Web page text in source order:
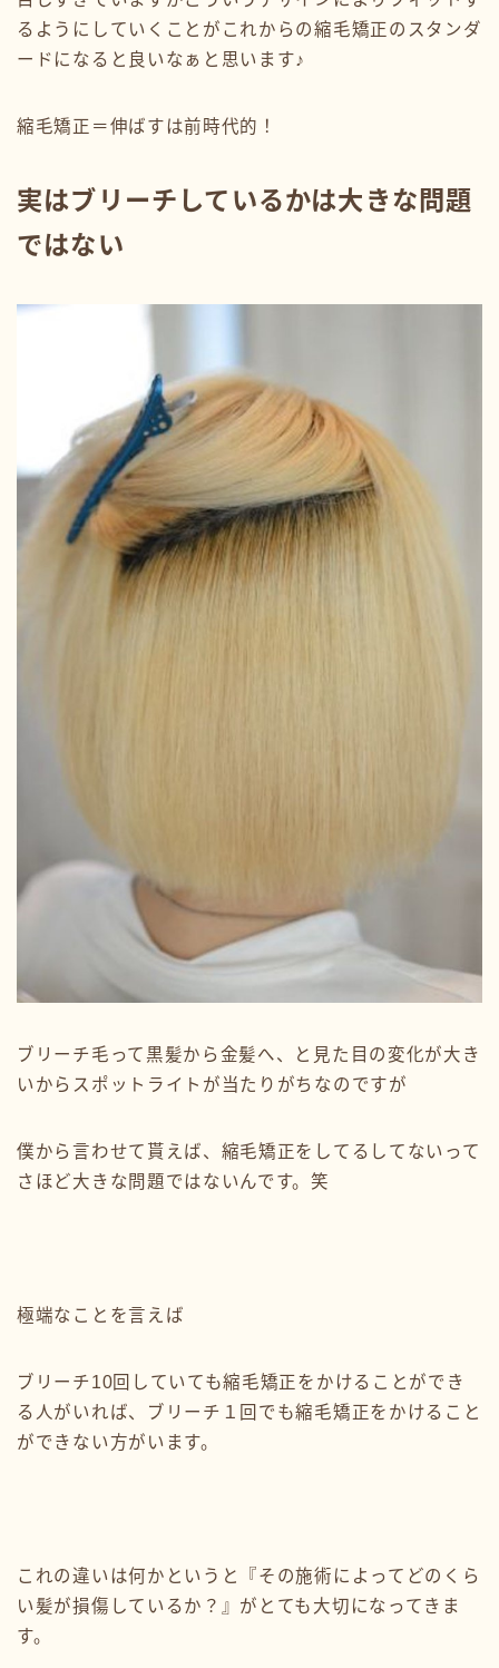
るようにしていくことがこれからの縮毛矯正のスタンダ
ードになると良いなぁと思います♪
縮毛矯正＝伸ばすは前時代的！
実はブリーチしているかは大きな問題
ではない
ブリーチ毛って黒髪から金髪へ、と見た目の変化が大き
いからスポットライトが当たりがちなのですが
僕から言わせて貰えば、縮毛矯正をしてるしてないって
さほど大きな問題ではないんです。笑
極端なことを言えば
ブリーチ10回していても縮毛矯正をかけることができ
る人がいれば、ブリーチ１回でも縮毛矯正をかけること
ができない方がいます。
これの違いは何かというと『その施術によってどのくら
い髪が損傷しているか？』がとても大切になってきま
す。